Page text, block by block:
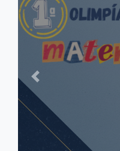
Anterior